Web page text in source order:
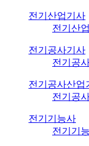
전기산업기사
전기산
전기공사기사
전기공
전기공사산업
전기공
전기기능사
전기기